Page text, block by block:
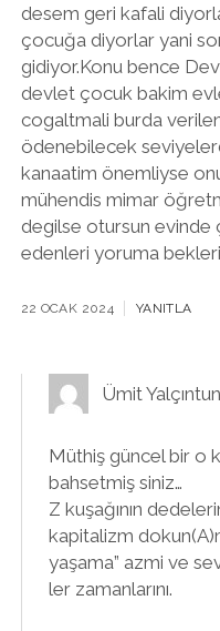
desem geri kafali
çocuğa diyorlar yani
gidiyor.Konu bence
devlet çocuk bakim
cogaltmali burda
ödenebilecek
kanaatim önemliyse
mühendis mimar
degilse otursun evinde
edenleri yoruma
22 OCAK 2024 YANITLA
Ümit
Müthiş güncel bir o
bahsetmiş siniz…
Z kuşağının
kapitalizm
yaşama” azmi ve
ler zamanlarını.